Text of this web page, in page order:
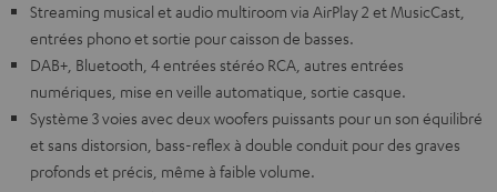
Streaming musical et audio multiroom via AirPlay 2 et MusicCast,
entrées phono et sortie pour caisson de basses.
DAB+, Bluetooth, 4 entrées stéréo RCA, autres entrées
numériques, mise en veille automatique, sortie casque.
Système 3 voies avec deux woofers puissants pour un son équilibré
et sans distorsion, bass-reflex à double conduit pour des graves
profonds et précis, même à faible volume.